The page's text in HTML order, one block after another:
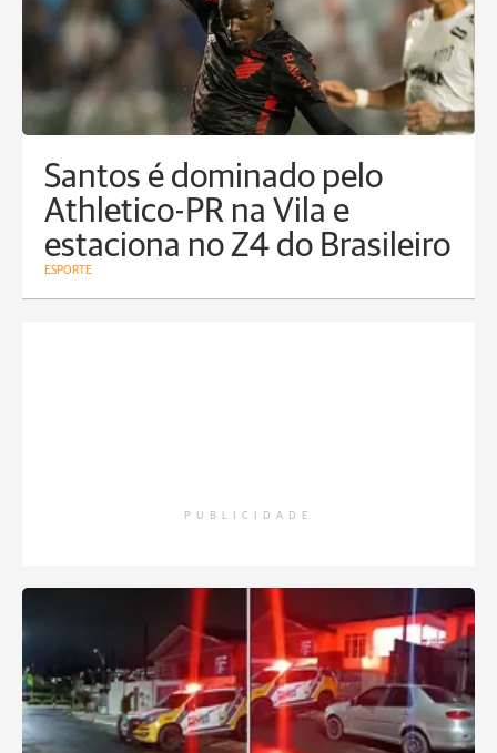
Santos é dominado pelo
Athletico-PR na Vila e
estaciona no Z4 do Brasileiro
ESPORTE
PUBLICIDADE